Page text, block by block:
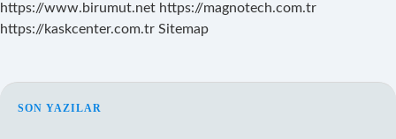
https://www.birumut.net https://magnotech.com.tr
https://kaskcenter.com.tr Sitemap
SIDEBAR
SON YAZILAR